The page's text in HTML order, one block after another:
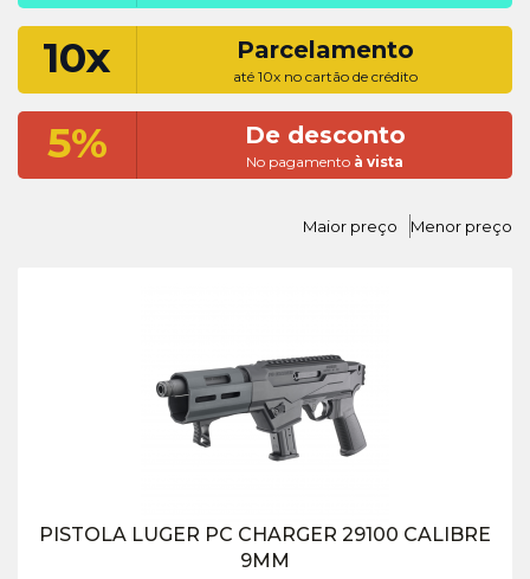
10x Parcelamento
até 10x no cartão de crédito
5% De desconto
No pagamento à vista
Maior preço Menor preço
PISTOLA LUGER PC CHARGER 29100 CALIBRE
9MM